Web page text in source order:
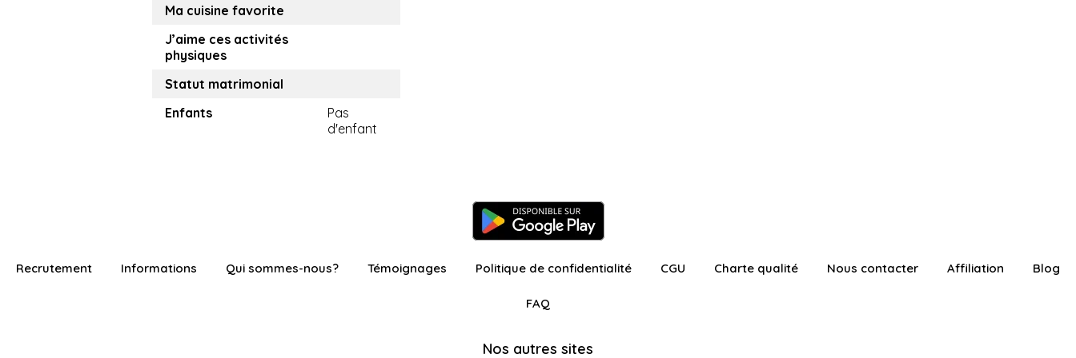
Ma cuisine favorite
J’aime ces activités
physiques
Statut matrimonial
Enfants
Pas
d'enfant
Recrutement Informations Qui sommes-nous? Témoignages Politique de confidentialité CGU Charte qualité Nous contacter Affiliation Blog
FAQ
Nos autres sites